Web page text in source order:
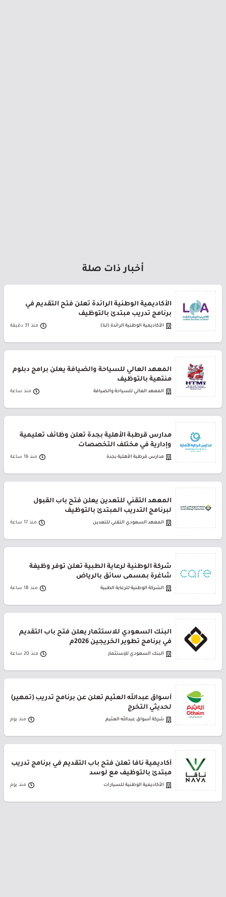
أخبار ذات صلة
الأكاديمية الوطنية الرائدة تعلن فتح التقديم في
برنامج تدريب مبتدئ بالتوظيف
الأكاديمية الوطنية الرائدة (لنا) منذ 31 دقيقة
المعهد العالي للسياحة والضيافة يعلن برامج دبلوم
منتهية بالتوظيف
المعهد العالي للسياحة والضيافة منذ ساعة
مدارس قرطبة الأهلية بجدة تعلن وظائف تعليمية
وإدارية في مختلف التخصصات
مدارس قرطبة الأهلية بجدة منذ 16 ساعة
المعهد التقني للتعدين يعلن فتح باب القبول
لبرنامج التدريب المبتدئ بالتوظيف
المعهد السعودي التقني للتعدين منذ 17 ساعة
شركة الوطنية لرعاية الطبية تعلن توفر وظيفة
شاغرة بمسمى سائق بالرياض
الشركة الوطنية للرعاية الطبية منذ 18 ساعة
البنك السعودي للاستثمار يعلن فتح باب التقديم
في برنامج تطوير الخريجين 2026م
البنك السعودي للإستثمار منذ 20 ساعة
أسواق عبدالله العثيم تعلن عن برنامج تدريب (تمهير)
لحديثي التخرج
شركة أسواق عبدالله العثيم منذ يوم
أكاديمية نافا تعلن فتح باب التقديم في برنامج تدريب
مبتدئ بالتوظيف مع لوسد
الأكاديمية الوطنية للسيارات منذ يوم